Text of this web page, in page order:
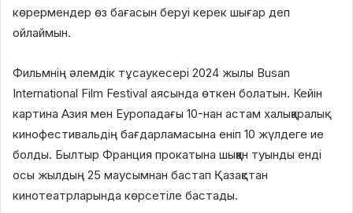
көрермендер өз бағасын беруі керек шығар деп
ойлаймын.
Фильмнің әлемдік тұсаукесері 2024 жылы Busan
International Film Festival аясында өткен болатын. Кейін
картина Азия мен Еуропадағы 10-нан астам халықаралық
кинофестивальдің бағдарламасына еніп 10 жүлдеге ие
болды. Былтыр Франция прокатына шыққан туынды енді
осы жылдың 25 маусымнан бастап Қазақстан
кинотеатрларында көрсетіле бастады.